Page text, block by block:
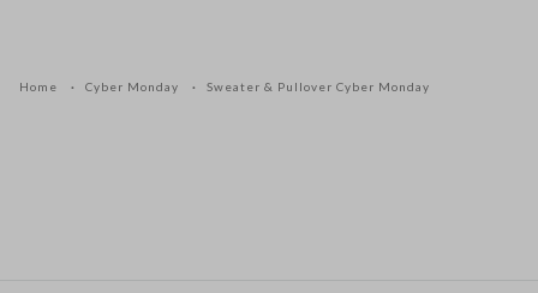
Home Cyber Monday Sweater & Pullover Cyber Monday